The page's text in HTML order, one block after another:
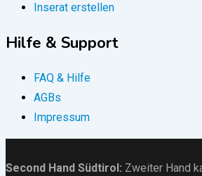
Inserat erstellen
Hilfe & Support
FAQ & Hilfe
AGBs
Impressum
Second Hand Südtirol : Zweiter Hand